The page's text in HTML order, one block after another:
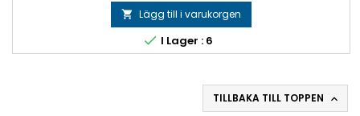
 Lägg till i varukorgen
 I Lager : 6
TILLBAKA TILL TOPPEN 